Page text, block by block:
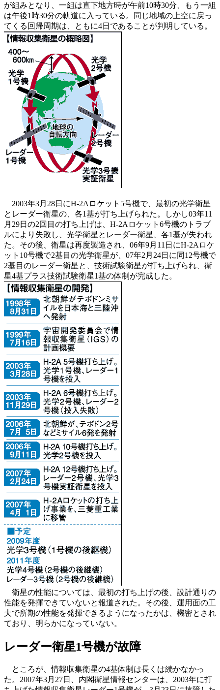
が組みとなり、一組は直下地方時が午前10時30分、もう一組
は午後1時30分の軌道に入っている。同じ地域の上空に戻っ
てくる回帰周期は、ともに4日であることが判明している。
2003年3月28日にH-2Aロケット5号機で、最初の光学衛星
とレーダー衛星の、各1基が打ち上げられた。しかし03年11
月29日の2回目の打ち上げは、H-2Aロケット6号機のトラブ
ルにより失敗し、光学衛星とレーダー衛星、各1基が失われ
た。その後、衛星は再度製造され、06年9月11日にH-2Aロケ
ット10号機で2基目の光学衛星が、07年2月24日に同12号機で
2基目のレーダー衛星と、技術試験衛星が打ち上げられ、衛
星4基プラス技術試験衛星1基の体制が完成した。
衛星の性能については、最初の打ち上げの後、設計通りの
性能を発揮できていないと報道された。その後、運用面の工
夫で所期の性能を発揮できるようになったかは、機密とされ
ており、明らかになっていない。
レーダー衛星1号機が故障
ところが、情報収集衛星の4基体制は長くは続かなかっ
た。2007年3月27日、内閣衛星情報センターは、2003年に打